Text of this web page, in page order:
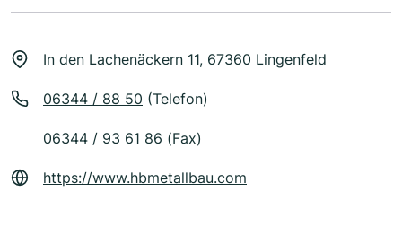
In den Lachenäckern 11, 67360 Lingenfeld
06344 / 88 50 (Telefon)
06344 / 93 61 86 (Fax)
https://www.hbmetallbau.com